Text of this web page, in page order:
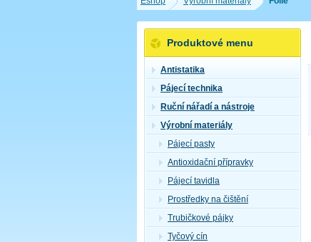
Produktové menu
Antistatika
Pájecí technika
Ruční nářadí a nástroje
Výrobní materiály
Pájecí pasty
Antioxidační přípravky
Pájecí tavidla
Prostředky na čištění
Trubičkové pájky
Tyčový cín